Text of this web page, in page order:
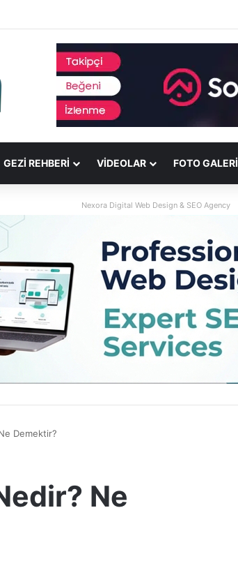
GEZI REHBERI VIDEOLAR FOTO GALERI
Nexora Digital Web Design & SEO Agency
Demektir?
Ne